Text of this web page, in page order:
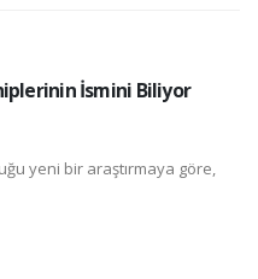
İsmini Biliyor
yeni bir araştırmaya göre,